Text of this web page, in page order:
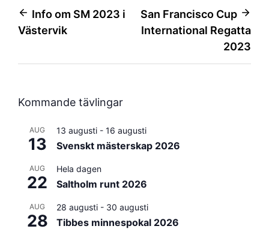
Inläggsnavigering
Info om SM 2023 i
Västervik
San Francisco Cup
International Regatta
2023
Kommande tävlingar
AUG
13
13 augusti - 16 augusti
Svenskt mästerskap 2026
AUG
22
Hela dagen
Saltholm runt 2026
AUG
28
28 augusti - 30 augusti
Tibbes minnespokal 2026